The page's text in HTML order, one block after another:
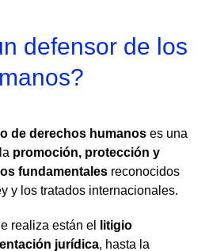
defensor de los
de derechos humanos es una
promoción, protección y
fundamentales reconocidos
y los tratados internacionales.
realiza están el
litigio
jurídica, hasta la